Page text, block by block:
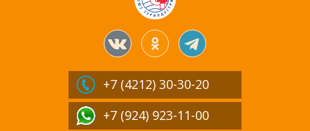
+7 (4212) 30-30-20
+7 (924) 923-11-00